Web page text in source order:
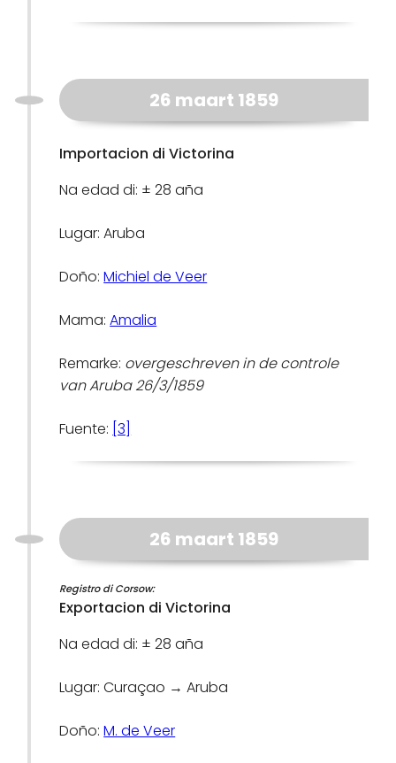
26 maart 1859
Importacion di Victorina
Na edad di: ± 28 aña
Lugar: Aruba
Doño:Michiel de Veer
Mama:Amalia
Remarke: overgeschreven in de controle
van Aruba 26/3/1859
Fuente: [3]
26 maart 1859
Registro di Corsow:
Exportacion di Victorina
Na edad di: ± 28 aña
Lugar: Curaçao → Aruba
Doño:M. de Veer